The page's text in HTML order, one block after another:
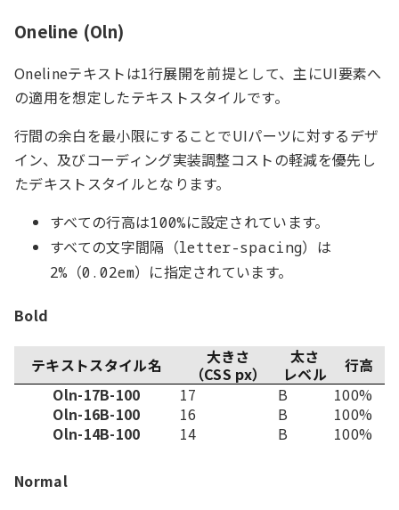
Oneline (Oln)
Onelineテキストは1行展開を前提として、主にUI要素へ
の適用を想定したテキストスタイルです。
行間の余白を最小限にすることでUIパーツに対するデザ
イン、及びコーディング実装調整コストの軽減を優先し
たデキストスタイルとなります。
すべての行高は100%に設定されています。
すべての文字間隔（letter-spacing）は
2% （0.02em）に指定されています。
Bold
テキストスタイル名
大きさ
（CSS px）
太さ
レベル
行高
Oln-17B-100
17 B
100%
Oln-16B-100
16 B
100%
Oln-14B-100
14 B 100%
Normal